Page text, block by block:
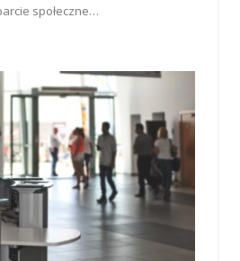
społeczne…